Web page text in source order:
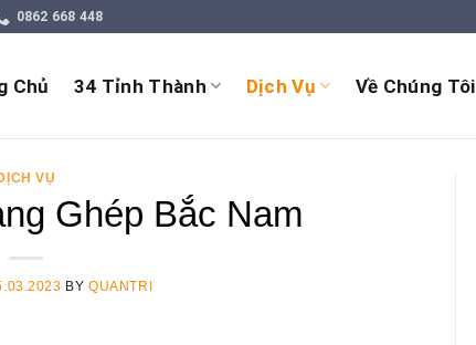
0862 668 448
Chủ 34 Tỉnh Thành Dịch Vụ Về Chúng Tôi
VỤ
Ghép Bắc Nam
BYQUANTRI